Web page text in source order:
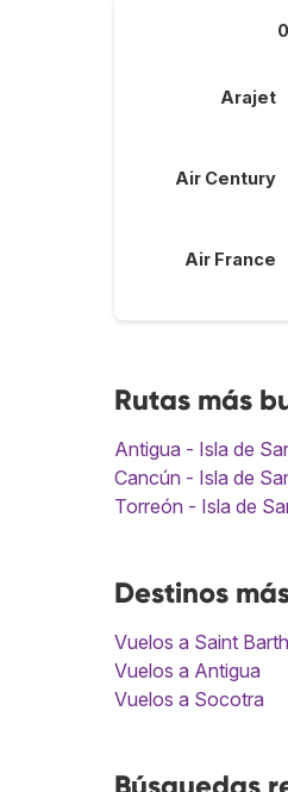
Arajet
Air Century
Air France
Rutas más
Antigua - Isla de
Cancún - Isla de
Torreón - Isla de
Destinos
Vuelos a Saint
Vuelos a Antigua
Vuelos a Socotra